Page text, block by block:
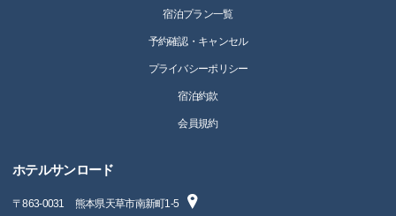
宿泊プラン一覧
予約確認・キャンセル
プライバシーポリシー
宿泊約款
会員規約
ホテルサンロード
〒863-0031 熊本県天草市南新町1-5